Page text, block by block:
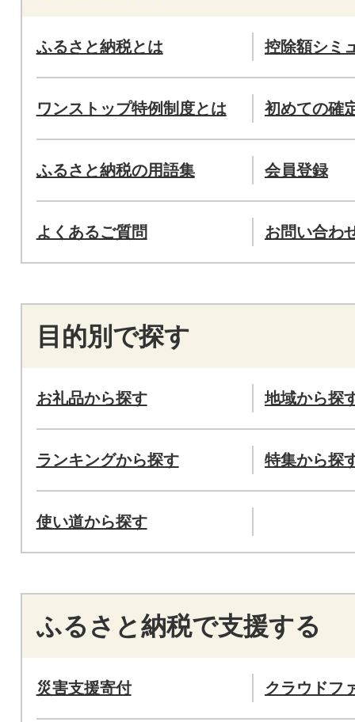
ふるさと納税とは 控除額シミ
ワンストップ特例制度とは 初めての確
ふるさと納税の用語集 会員登録
よくあるご質問 お問い合わ
目的別で探す
お礼品から探す 地域から探
ランキングから探す 特集から探
使い道から探す
ふるさと納税で支援する
災害支援寄付 クラウドフ